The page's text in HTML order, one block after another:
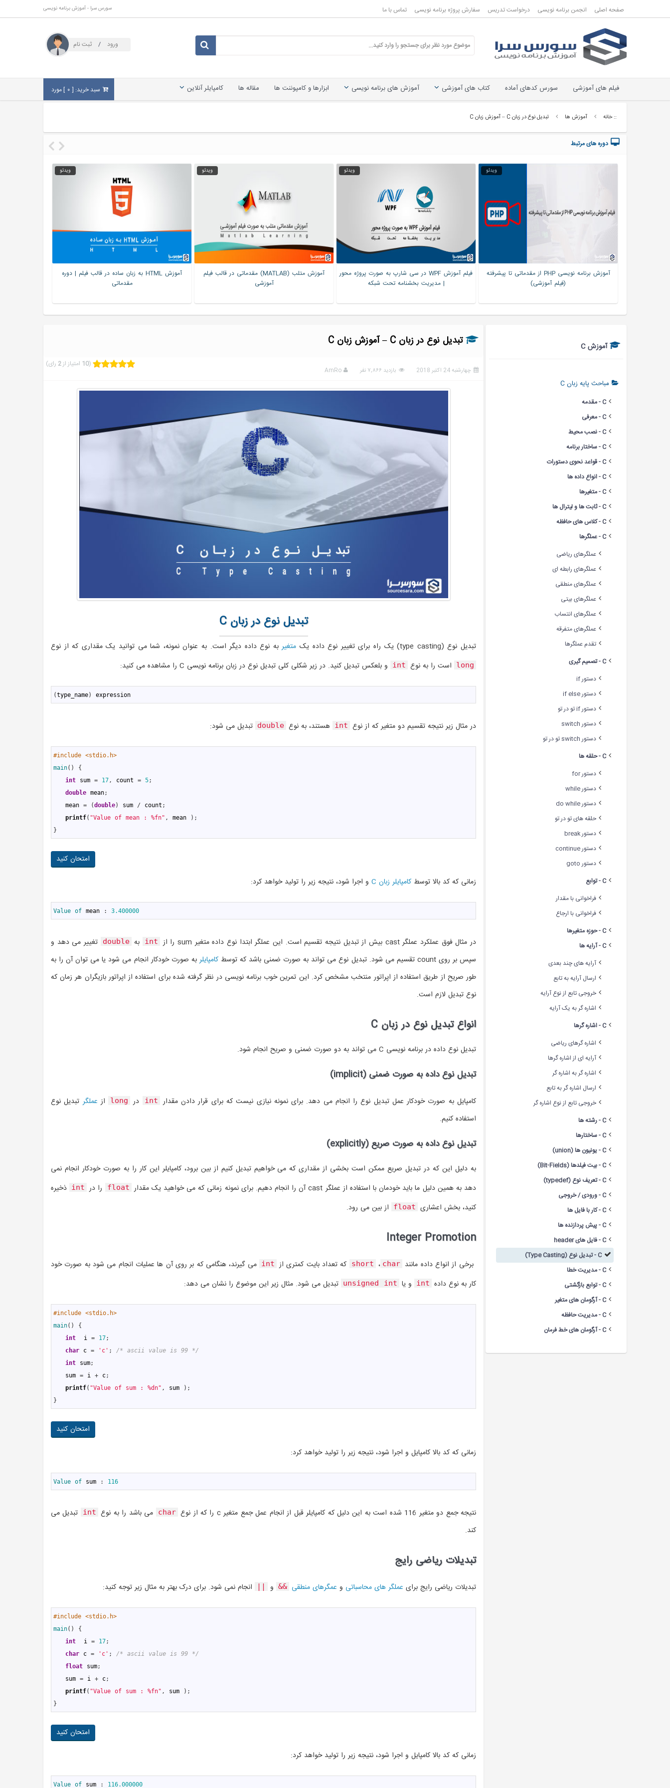
صفحه اصلی انجمن برنامه نویسی درخواست تدریس سفارش پروژه برنامه نویسی تماس با ما سورس سرا - آموزش برنامه نویسی
ورود / ثبت نام
فیلم های آموزشی سورس کدهای آماده کتاب های آموزشی آموزش های برنامه نویسی ابزارها و کامپوننت ها مقاله ها کامپایلر آنلاین سبد خرید: [ ۰ ] مورد
:: خانه آموزش ها تبدیل نوع در زبان C – آموزش زبان C
دوره های مرتبط
ویدئو
آموزش برنامه نویسی PHP از مقدماتی تا پیشرفته
(فیلم آموزشی)
ویدئو
فیلم آموزش WPF در سی شارپ به صورت پروژه محور
| مدیریت بخشنامه تحت شبکه
ویدئو
آموزش متلب (MATLAB) مقدماتی در قالب فیلم
آموزشی
ویدئو
آموزش HTML به زبان ساده در قالب فیلم | دوره
مقدماتی
آموزش C
مباحث پایه زبان C
C - مقدمه
C - معرفی
C - نصب محیط
C - ساختار برنامه
C - قواعد نحوی دستورات
C - انواع داده ها
C - متغیرها
C - ثابت ها و لیترال ها
C - کلاس های حافظه
C - عملگرها
عملگرهای ریاضی
عملگرهای رابطه ای
عملگرهای منطقی
عملگرهای بیتی
عملگرهای انتساب
عملگرهای متفرقه
تقدم عملگرها
C - تصمیم گیری
دستور if
دستور if else
دستور if تو در تو
دستور switch
دستور switch تو در تو
C - حلقه ها
دستور for
دستور while
دستور do while
حلقه های تو در تو
دستور break
دستور continue
دستور goto
C - توابع
فراخوانی با مقدار
فراخوانی با ارجاع
C - حوزه متغیرها
C - آرایه ها
آرایه های چند بعدی
ارسال آرایه به تابع
خروجی تابع از نوع آرایه
اشاره گر به یک آرایه
C - اشاره گرها
اشاره گرهای ریاضی
آرایه ای از اشاره گرها
اشاره گر به اشاره گر
ارسال اشاره گر به تابع
خروجی تابع از نوع اشاره گر
C - رشته ها
C - ساختارها
C - یونیون ها (union)
C - بیت فیلدها (Bit-Fields)
C - تعریف نوع (typedef)
C - ورودی / خروجی
C - کار با فایل ها
C - پیش پردازنده ها
C - فایل های header
C - تبدیل نوع (Type Casting)
C - مدیریت خطا
C - توابع بازگشتی
C - آرگومان های متغیر
C - مدیریت حافظه
C - آرگومان های خط فرمان
تبدیل نوع در زبان C – آموزش زبان C
چهارشنبه 24 اکتبر 2018 بازدید ۷,۸۶۶ نفر AmRo
(
10 امتیاز از2 رای)
تبدیل نوع در زبان C
تبدیل نوع (type casting) یک راه برای تغییر نوع داده یک متغیربه نوع داده دیگر است. به عنوان نمونه، شما می توانید یک مقداری که از نوع
long است را به نوع int و بلعکس تبدیل کنید. در زیر شکلی کلی تبدیل نوع در زبان برنامه نویسی C را مشاهده می کنید:
(type_name) expression
در مثال زیر نتیجه تقسیم دو متغیر که از نوع int هستند، به نوع double تبدیل می شود:
#include <stdio.h>
main( )
{
int
sum = 17, count = 5;
double mean;
mean = (double) sum / count ;
printf( "Value of mean : %fn" , mean ) ;
}
امتحان کنید
زمانی که کد بالا توسط کامپایلر زبان C و اجرا شود، نتیجه زیر را تولید خواهد کرد:
Value of mean : 3.400000
در مثال فوق عملکرد عملگر cast بیش از تبدیل نتیجه تقسیم است. این عملگر ابتدا نوع داده متغیر sum را از int به double
تغییر می دهد و
سپس بر روی count تقسیم می شود. تبدیل نوع می تواند به صورت ضمنی باشد که توسط
کامپایلربه صورت خودکار انجام می شود یا می توان آن را به
طور صریح از طریق استفاده از اپراتور منتخب مشخص کرد. این تمرین خوب برنامه نویسی در نظر گرفته شده برای استفاده از اپراتور بازیگران هر زمان که
نوع تبدیل لازم است.
انواع تبدیل نوع در زبان C
تبدیل نوع داده در برنامه نویسی C می تواند به دو صورت ضمنی و صریح انجام شود.
تبدیل نوع داده به صورت ضمنی (implicit)
کامپایل به صورت خودکار عمل تبدیل نوع را انجام می دهد. برای نمونه نیازی نیست که برای قرار دادن مقدار int در long از عملگرتبدیل نوع
استفاده کنیم.
تبدیل نوع داده به صورت صریع (explicitly)
به دلیل این که در تبدیل صریع ممکن است بخشی از مقداری که می خواهیم تبدیل کنیم از بین برود، کامپایلر این کار را به صورت خودکار انجام نمی
دهد به همین دلیل ما باید خودمان با استفاده از عملگر cast آن را انجام دهیم. برای نمونه زمانی که می خواهید یک مقدار
float را در int ذخیره
کنید، بخش اعشاری float از بین می رود.
Integer Promotion
برخی از انواع داده مانند char ، short که تعداد بایت کمتری از int می گیرند، هنگامی که بر روی آن ها عملیات انجام می شود به صورت خود
کار به نوع داده int و یا unsigned int تبدیل می شود. مثال زیر این موضوع را نشان می دهد:
#include <stdio.h>
main( )
{
int
i = 17;
char
c = 'c' ;
/* ascii value is 99 */
int
sum;
sum = i + c;
printf( "Value of sum : %dn" , sum ) ;
}
امتحان کنید
زمانی که کد بالا کامپایل و اجرا شود، نتیجه زیر را تولید خواهد کرد:
Value of sum : 116
نتیجه جمع دو متغیر 116 شده است به این دلیل که کامپایلر قبل از انجام عمل جمع متغیر c را که از نوع char می باشد را به نوع int
تبدیل می
کند.
تبدیلات ریاضی رایج
تبدیلات ریاضی رایج برای عملگر های محاسباتی و عمگرهای منطقی && و || انجام نمی شود. برای درک بهتر به مثال زیر توجه کنید:
#include <stdio.h>
main( )
{
int
i = 17;
char
c = 'c' ;
/* ascii value is 99 */
float
sum;
sum = i + c;
printf( "Value of sum : %fn" , sum ) ;
}
امتحان کنید
زمانی که کد بالا کامپایل و اجرا شود، نتیجه زیر را تولید خواهد کرد:
Value of sum : 116.000000